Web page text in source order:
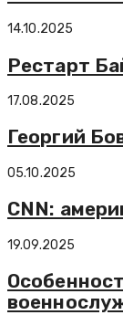
14.10.2025
Рестарт
17.08.2025
Георгий
05.10.2025
CNN:
19.09.2025